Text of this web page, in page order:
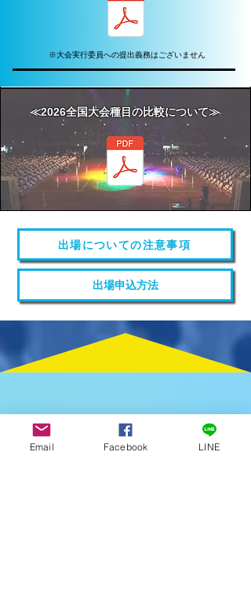
※大会実行委員への提出義務はございません
≪2026全国大会種目の比較について≫
出場についての注意事項
出場申込方法
Email Facebook LINE